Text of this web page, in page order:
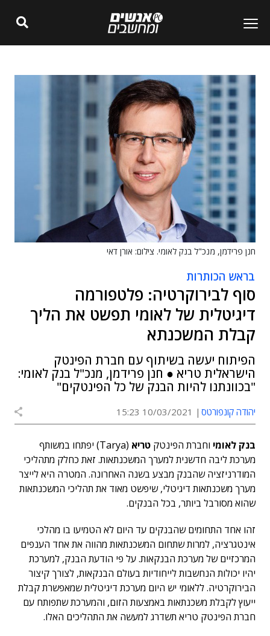
חנן פרידמן, מנכ"ל בנק לאומי. צילום: אורן דאי
בראש הכותרות
סוף לבירוקרטיה: פלטפורמה
דיגיטלית של לאומי תפשט את הליך
קבלת המשכנתא
הפיתוח יעשה בשיתוף עם חברת הפינטק
הישראלית טריא ● חנן פרידמן, מנכ"ל בנק לאומי:
"בכוונתנו להיות הבנק של כל הפינטקים"
יהודה קונפורטס 10/03/2021 15:23
בנק לאומי וחברת הפינטק טריא (Tarya)
יפתחו במשותף
מערכת ליבה חדשנית למערך המשכנתאות. זאת כחלק מתהליכי
המודרניזציה שהבנק מבצע בשנה האחרונה. המטרה היא לייצר
מערך משכנתאות דיגיטלי, שיפשט מאוד את תהליכי המשכנתאות
שהוא מסורבל ביותר, בכל הבנקים.
זהו אחד התחומים שהבנקים עד היום לא הטמיעו בו מהלכי
אינטגרציה, למרות שתחום המשכנתאות מהווה את אחד הענפים
המרכזיים של מערכת הבנקאות. על פי הודעת הבנק, למערכת
יהיו יכולות הנחשבות לייחודיות בעולם הבנקאות, לצורך קיצור
הבירוקרטיה. ללאומי יש היום מערכת דיגיטלית שמאפשרת קבלת
ייעוץ לקבלת משכנתאות באמצעות הזום, והמערכת שתפותח עם
חברת הפינטק טריא תשדרג למעשה את התהליכים האלו.